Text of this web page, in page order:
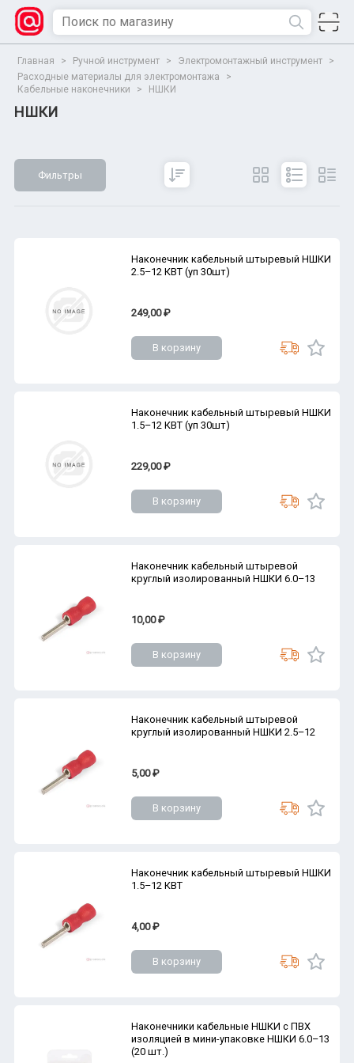
Главная > Ручной инструмент > Электромонтажный инструмент
>
Расходные материалы для электромонтажа
>
Кабельные наконечники
> НШКИ
НШКИ
Фильтры
Наконечник кабельный штыревый НШКИ
2.5–12 КВТ (уп 30шт)
249,00 ₽
В корзину
Наконечник кабельный штыревый НШКИ
1.5–12 КВТ (уп 30шт)
229,00 ₽
В корзину
Наконечник кабельный штыревой
круглый изолированный НШКИ 6.0–13
10,00 ₽
В корзину
Наконечник кабельный штыревой
круглый изолированный НШКИ 2.5–12
5,00 ₽
В корзину
Наконечник кабельный штыревый НШКИ
1.5–12 КВТ
4,00 ₽
В корзину
Наконечники кабельные НШКИ с ПВХ
изоляцией в мини-упаковке НШКИ 6.0–13
(20 шт.)